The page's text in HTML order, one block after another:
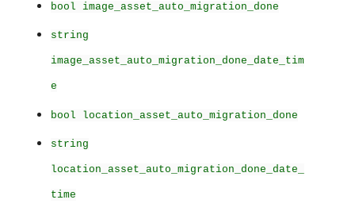
bool image_asset_auto_migration_done
string
image_asset_auto_migration_done_date_tim
e
bool location_asset_auto_migration_done
string
location_asset_auto_migration_done_date_
time